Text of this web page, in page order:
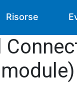
Risorse